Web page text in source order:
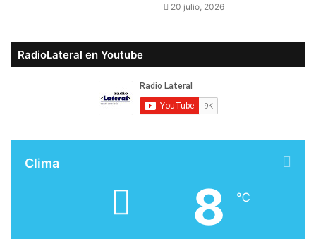
20 julio, 2026
RadioLateral en Youtube
Clima
8 ℃